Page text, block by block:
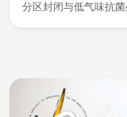
分区封闭与低气味抗菌